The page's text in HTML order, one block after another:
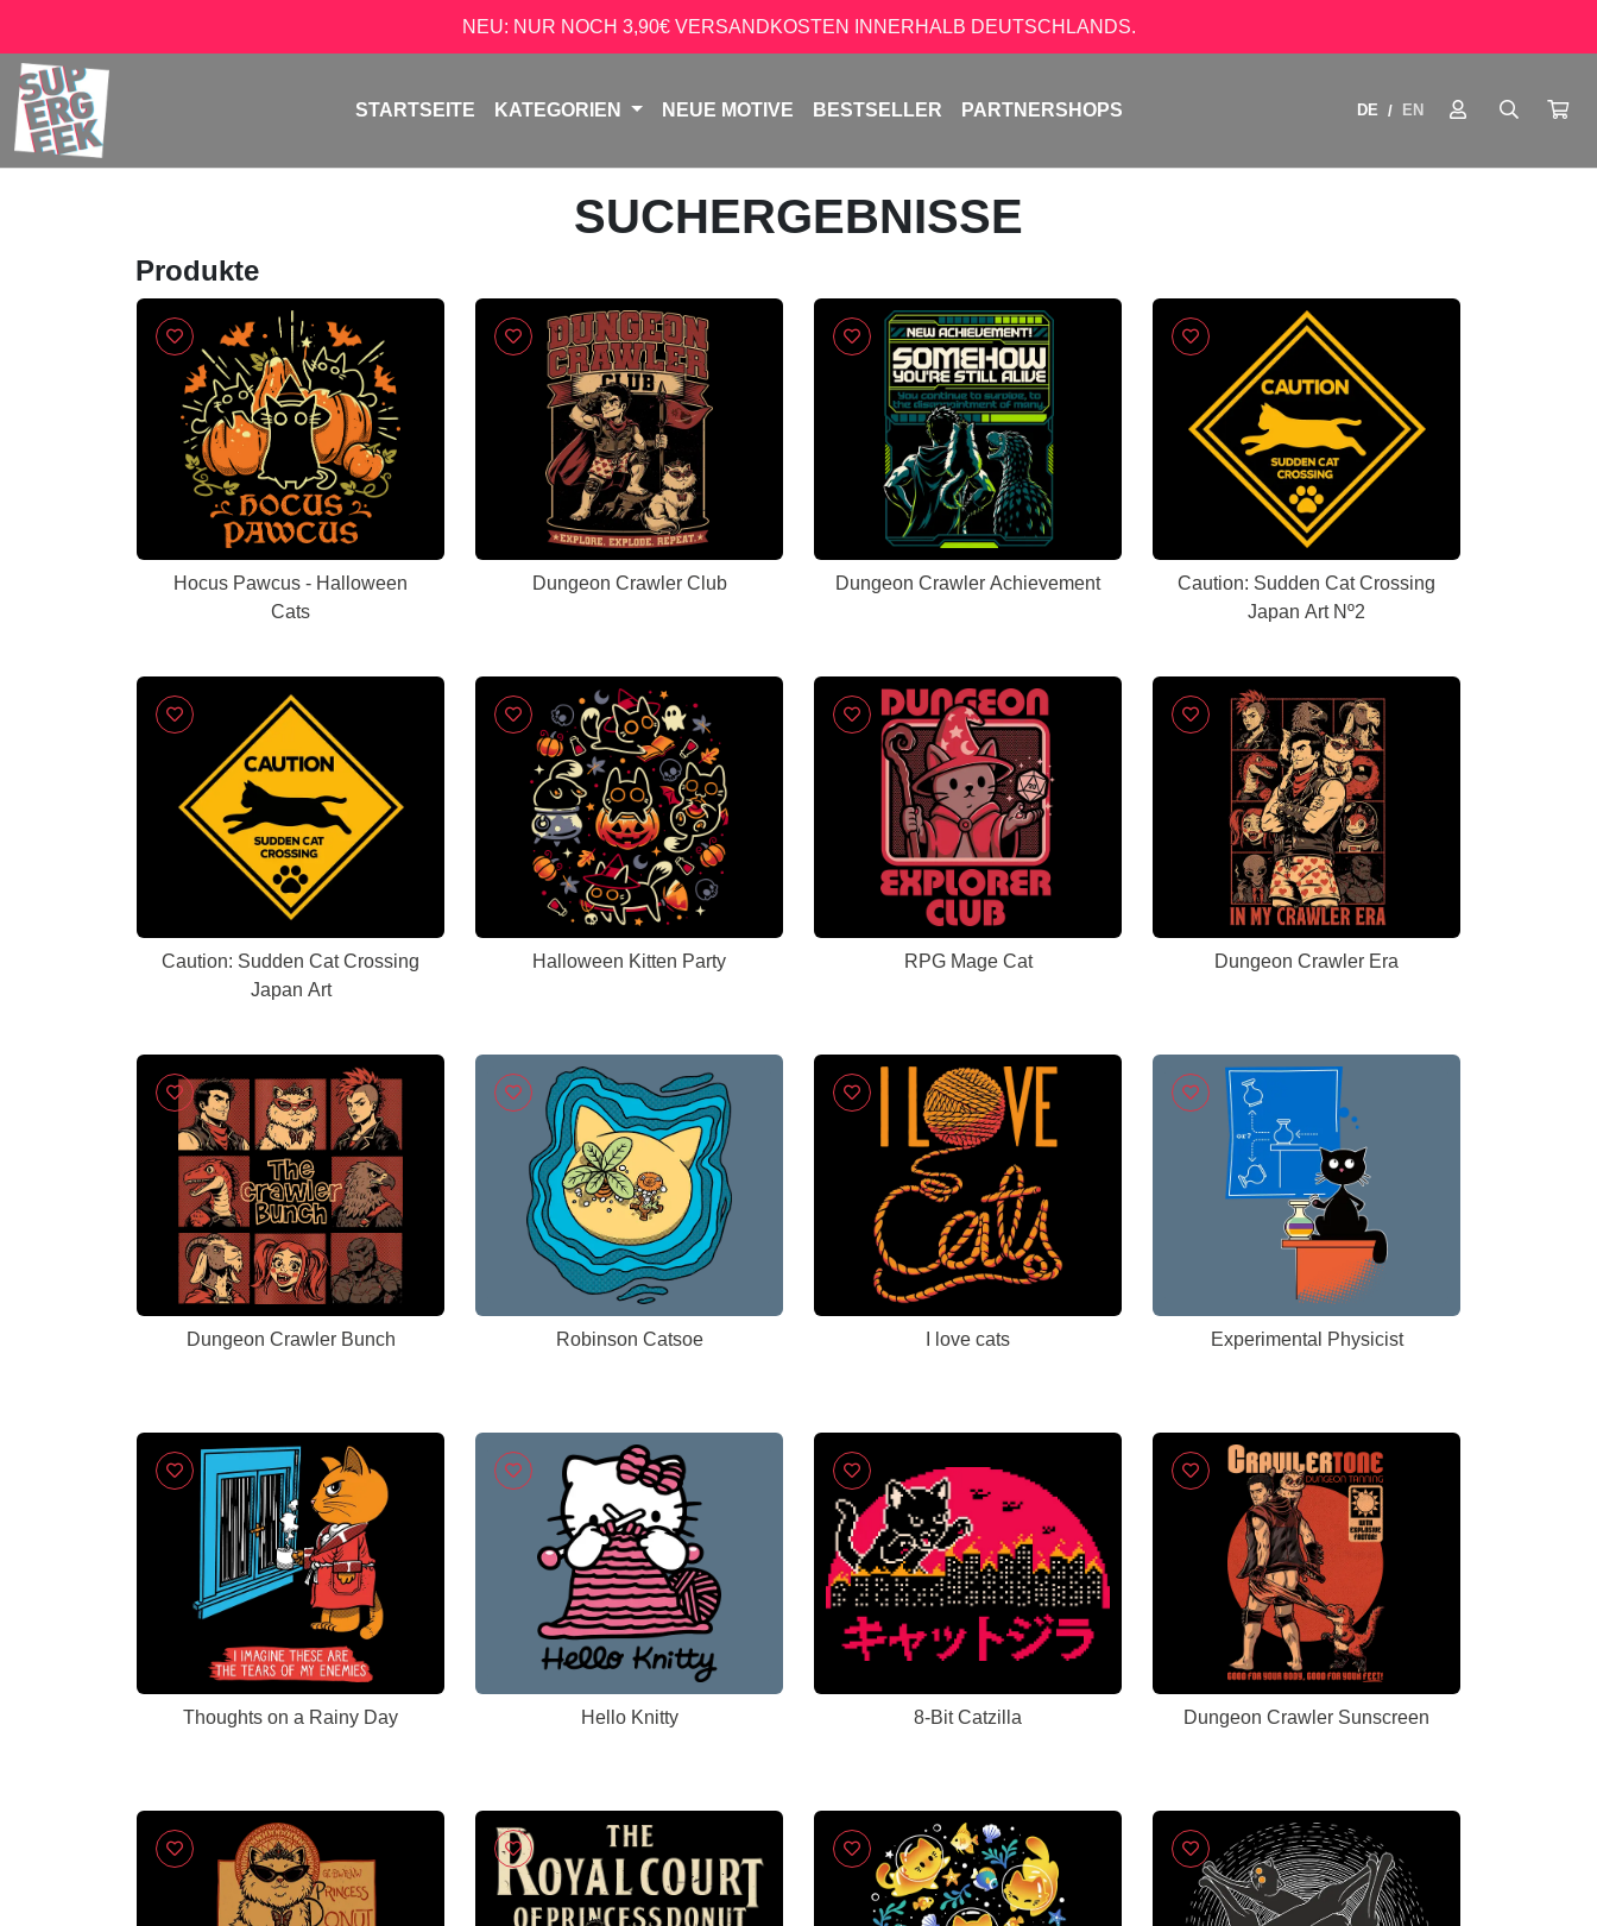
NEU: NUR NOCH 3,90€ VERSANDKOSTEN INNERHALB DEUTSCHLANDS.
STARTSEITE KATEGORIEN NEUE MOTIVE BESTSELLER PARTNERSHOPS DE / EN
SUCHERGEBNISSE
Produkte
Hocus Pawcus - Halloween
Cats
Dungeon Crawler Club Dungeon Crawler Achievement
Caution: Sudden Cat Crossing
Japan Art Nº2
Caution: Sudden Cat Crossing
Japan Art
Halloween Kitten Party RPG Mage Cat Dungeon Crawler Era
Dungeon Crawler Bunch Robinson Catsoe I love cats Experimental Physicist
Thoughts on a Rainy Day Hello Knitty 8-Bit Catzilla Dungeon Crawler Sunscreen